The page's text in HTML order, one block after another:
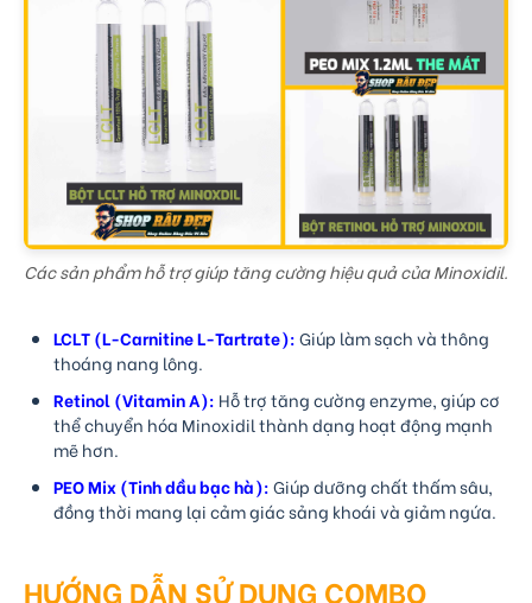
Các sản phẩm hỗ trợ giúp tăng cường hiệu quả của Minoxidil.
LCLT (L-Carnitine L-Tartrate):Giúp làm sạch và thông
thoáng nang lông.
Retinol (Vitamin A): Hỗ trợ tăng cường enzyme, giúp cơ
thể chuyển hóa Minoxidil thành dạng hoạt động mạnh
mẽ hơn.
PEO Mix (Tinh dầu bạc hà):Giúp dưỡng chất thấm sâu,
đồng thời mang lại cảm giác sảng khoái và giảm ngứa.
HƯỚNG DẪN SỬ DỤNG COMBO